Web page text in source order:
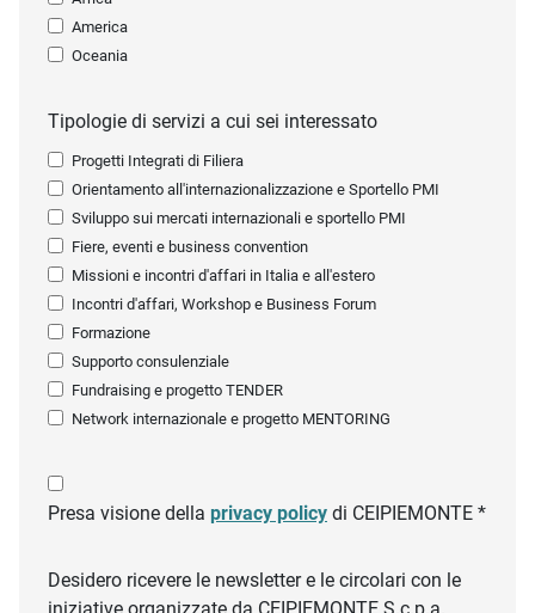
America
Oceania
Tipologie di servizi a cui sei interessato
Progetti Integrati di Filiera
Orientamento all'internazionalizzazione e Sportello PMI
Sviluppo sui mercati internazionali e sportello PMI
Fiere, eventi e business convention
Missioni e incontri d'affari in Italia e all'estero
Incontri d'affari, Workshop e Business Forum
Formazione
Supporto consulenziale
Fundraising e progetto TENDER
Network internazionale e progetto MENTORING
Presa visione della privacy policy di CEIPIEMONTE *
Desidero ricevere le newsletter e le circolari con le